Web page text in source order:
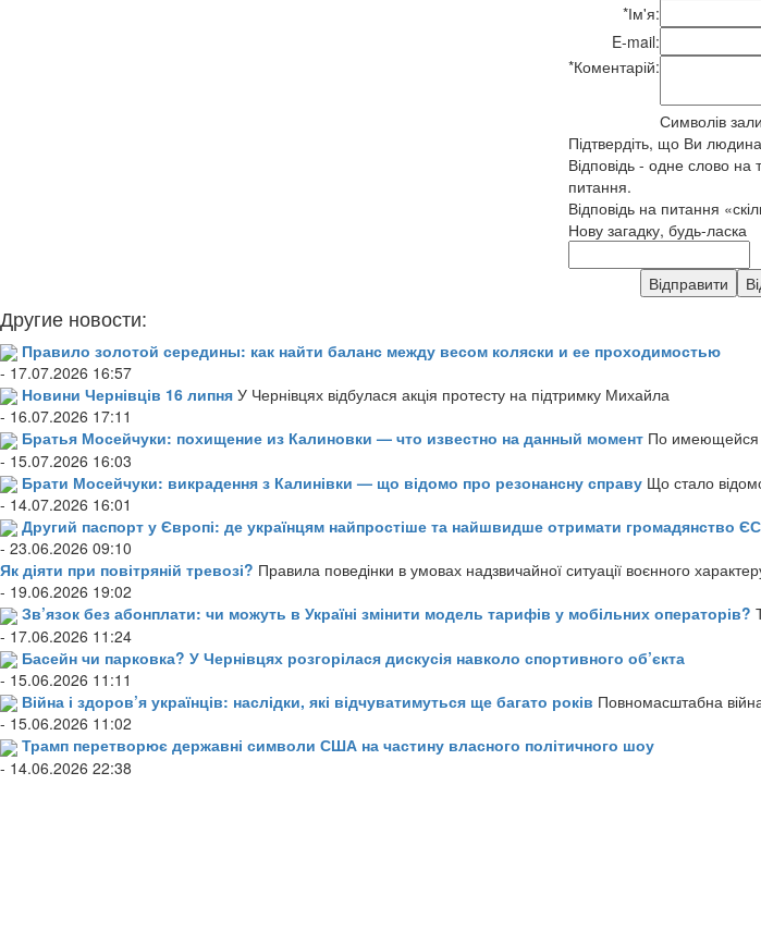
*Ім'я:
E-mail:
*Коментарій:
Символів
Підтвердіть, що Ви людина
Відповідь - одне слово на
питання.
Відповідь на питання
Нову загадку, будь-ласка
Другие новости:
Правило золотой середины: как найти баланс между весом коляски и ее проходимостью
- 17.07.2026 16:57
Новини Чернівців 16 липня У Чернівцях відбулася акція протесту на підтримку Михайла
- 16.07.2026 17:11
Братья Мосейчуки: похищение из Калиновки — что известно на данный момент По имеющейся
- 15.07.2026 16:03
Брати Мосейчуки: викрадення з Калинівки — що відомо про резонансну справу Що стало
- 14.07.2026 16:01
Другий паспорт у Європі: де українцям найпростіше та найшвидше отримати громадянство ЄС
- 23.06.2026 09:10
Як діяти при повітряній тревозі? Правила поведінки в умовах надзвичайної ситуації воєнного
- 19.06.2026 19:02
Зв’язок без абонплати: чи можуть в Україні змінити модель тарифів у мобільних операторів?
- 17.06.2026 11:24
Басейн чи парковка? У Чернівцях розгорілася дискусія навколо спортивного об’єкта
- 15.06.2026 11:11
Війна і здоров’я українців: наслідки, які відчуватимуться ще багато років Повномасштабна
- 15.06.2026 11:02
Трамп перетворює державні символи США на частину власного політичного шоу
- 14.06.2026 22:38